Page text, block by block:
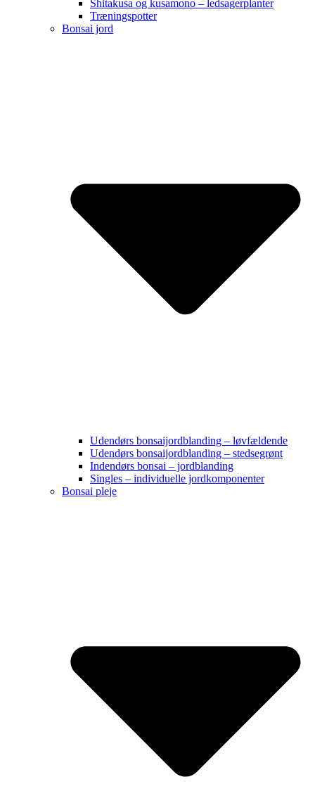
Shitakusa og kusamono – ledsagerplanter
Træningspotter
Bonsai jord
Udendørs bonsaijordblanding – løvfældende
Udendørs bonsaijordblanding – stedsegrønt
Indendørs bonsai – jordblanding
Singles – individuelle jordkomponenter
Bonsai pleje